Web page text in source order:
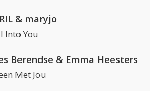
& maryjo
Into You
Berendse & Emma Heesters
Met Jou